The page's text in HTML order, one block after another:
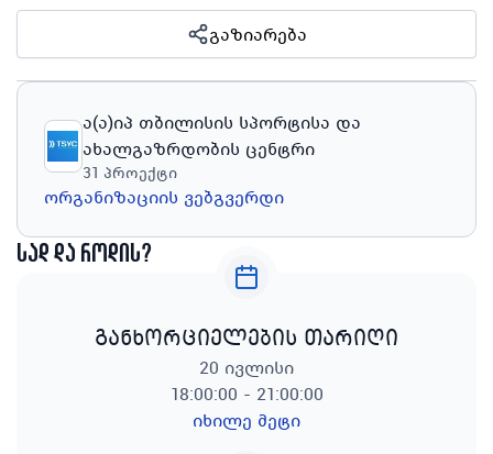
გაზიარება
ა(ა)იპ თბილისის სპორტისა და
ახალგაზრდობის ცენტრი
31 პროექტი
ორგანიზაციის ვებგვერდი
სად და როდის?
განხორციელების თარიღი
20 ივლისი
18:00:00 - 21:00:00
იხილე მეტი